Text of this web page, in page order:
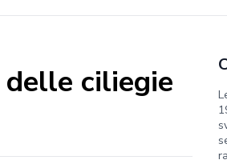
ciliegie